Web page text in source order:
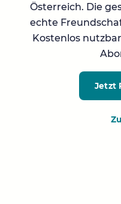
Österreich. Die
echte
Kostenlos
Jetzt